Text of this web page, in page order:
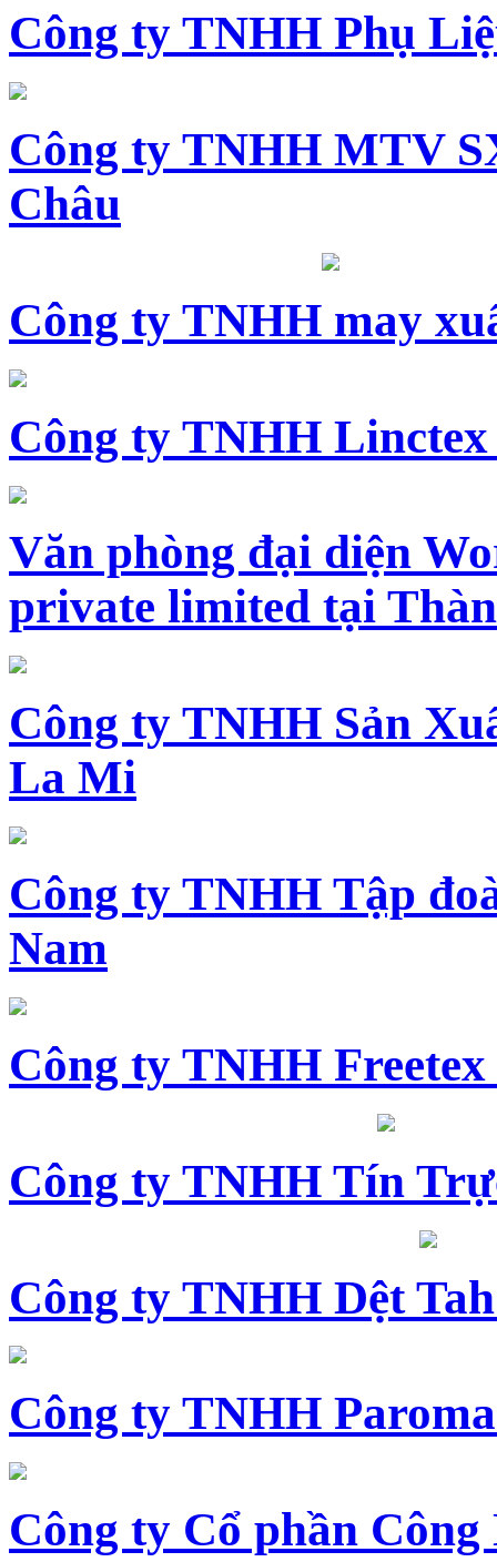
Công ty TNHH Phụ
Công ty TNHH MTV
Châu
Công ty TNHH may
Công ty TNHH Linctex
Văn phòng đại diện
private limited tại
Công ty TNHH Sản
La Mi
Công ty TNHH Tập
Nam
Công ty TNHH
Công ty TNHH Tín
Công ty TNHH Dệt
Công ty TNHH
Công ty Cổ phần Công